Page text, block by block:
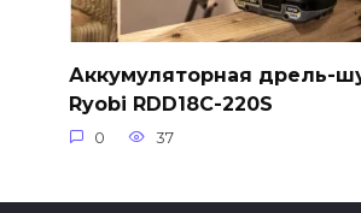
Аккумуляторная дрель-
Ryobi RDD18C-220S
0 37